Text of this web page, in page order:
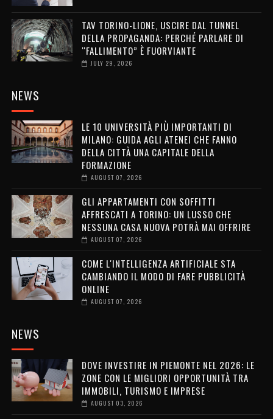
TAV TORINO-LIONE, USCIRE DAL TUNNEL
DELLA PROPAGANDA: PERCHÉ PARLARE DI
“FALLIMENTO” È FUORVIANTE
JULY 29, 2026
NEWS
LE 10 UNIVERSITÀ PIÙ IMPORTANTI DI
MILANO: GUIDA AGLI ATENEI CHE FANNO
DELLA CITTÀ UNA CAPITALE DELLA
FORMAZIONE
AUGUST 07, 2026
GLI APPARTAMENTI CON SOFFITTI
AFFRESCATI A TORINO: UN LUSSO CHE
NESSUNA CASA NUOVA POTRÀ MAI OFFRIRE
AUGUST 07, 2026
COME L'INTELLIGENZA ARTIFICIALE STA
CAMBIANDO IL MODO DI FARE PUBBLICITÀ
ONLINE
AUGUST 07, 2026
NEWS
DOVE INVESTIRE IN PIEMONTE NEL 2026: LE
ZONE CON LE MIGLIORI OPPORTUNITÀ TRA
IMMOBILI, TURISMO E IMPRESE
AUGUST 03, 2026